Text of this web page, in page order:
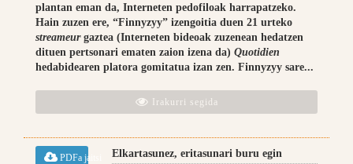
plantan eman da, Interneten pedofiloak harrapatzeko.
Hain zuzen ere, “Finnyzyy” izengoitia duen 21 urteko
streameurgaztea (Interneten bideoak zuzenean hedatzen
dituen pertsonari ematen zaion izena da) Quotidien
hedabidearen platora gomitatua izan zen. Finnyzyy sare...
Irakurri segida
PDFa jaitsi Elkartasunez, eritasunari buru egin